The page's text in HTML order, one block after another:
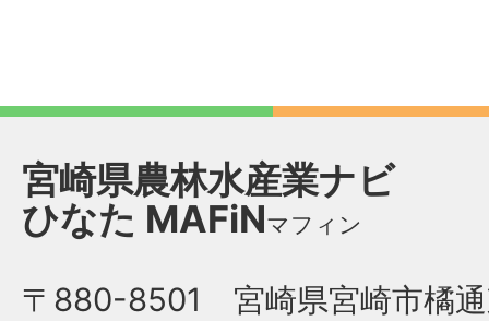
宮崎県農林水産業ナビ
ひなた MAFiNマフィン
〒880-8501 宮崎県宮崎市橘通